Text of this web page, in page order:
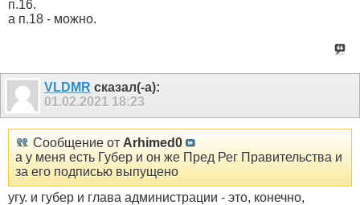
п.16.
а п.18 - можно.
VLDMR сказал(-а):
01.02.2021 18:23
Сообщение от Arhimed0
а у меня есть Губер и он же Пред Рег Правительства и
за его подписью выпущено
угу. и губер и глава администрации - это, конечно,